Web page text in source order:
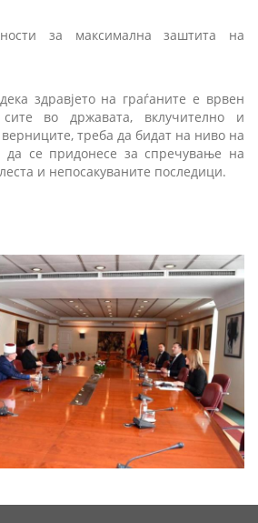
за максимална заштита на
здравјето на граѓаните е врвен
во државата, вклучително и
треба да бидат на ниво на
да се придонесе за спречување на
и непосакуваните последици.